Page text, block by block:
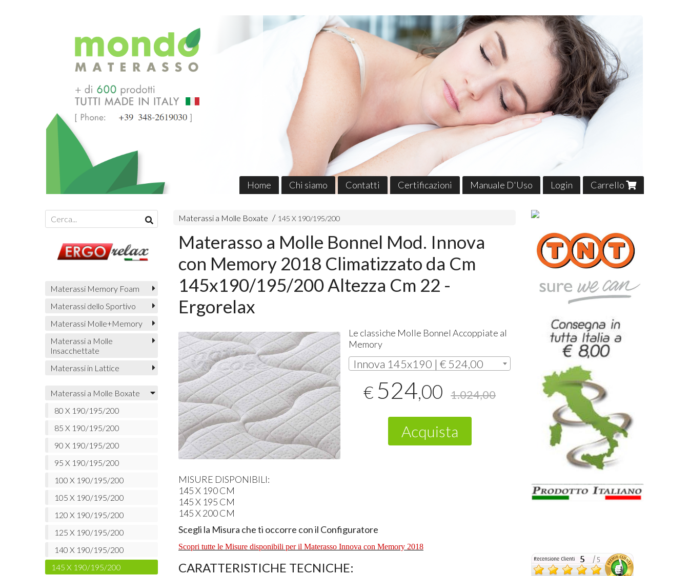
Home Chi siamo Contatti Certificazioni Manuale D'Uso Login Carrello
Materassi a Molle Boxate 145 X 190/195/200
Materasso a Molle Bonnel Mod. Innova
con Memory 2018 Climatizzato da Cm
145x190/195/200 Altezza Cm 22 -
Ergorelax
Le classiche Molle Bonnel Accoppiate al
Memory
Innova 145x190 | € 524,00
€ 524,00 1.024,00
Acquista
MISURE DISPONIBILI:
145 X 190 CM
145 X 195 CM
145 X 200 CM
Scegli la Misura che ti occorre con il Configuratore
Scopri tutte le Misure disponibili per il Materasso Innova con Memory 2018
CARATTERISTICHE TECNICHE:
Materassi Memory Foam
Materassi dello Sportivo
Materassi Molle+Memory
Materassi a Molle
Insacchettate
Materassi in Lattice
Materassi a Molle Boxate
80 X 190/195/200
85 X 190/195/200
90 X 190/195/200
95 X 190/195/200
100 X 190/195/200
105 X 190/195/200
120 X 190/195/200
125 X 190/195/200
140 X 190/195/200
145 X 190/195/200